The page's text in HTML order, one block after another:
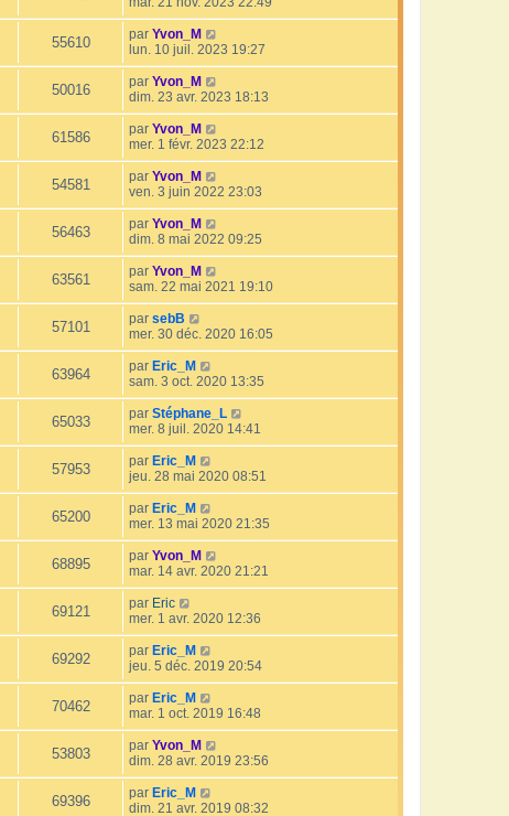
55610 par Yvon_M
lun. 10 juil. 2023 19:27
50016 par Yvon_M
dim. 23 avr. 2023 18:13
61586 par Yvon_M
mer. 1 févr. 2023 22:12
54581 par Yvon_M
ven. 3 juin 2022 23:03
56463 par Yvon_M
dim. 8 mai 2022 09:25
63561 par Yvon_M
sam. 22 mai 2021 19:10
57101 par sebB
mer. 30 déc. 2020 16:05
63964 par Eric_M
sam. 3 oct. 2020 13:35
65033 par Stéphane_L
mer. 8 juil. 2020 14:41
57953 par Eric_M
jeu. 28 mai 2020 08:51
65200 par Eric_M
mer. 13 mai 2020 21:35
68895 par Yvon_M
mar. 14 avr. 2020 21:21
69121 par Eric
mer. 1 avr. 2020 12:36
69292 par Eric_M
jeu. 5 déc. 2019 20:54
70462 par Eric_M
mar. 1 oct. 2019 16:48
53803 par Yvon_M
dim. 28 avr. 2019 23:56
69396 par Eric_M
dim. 21 avr. 2019 08:32